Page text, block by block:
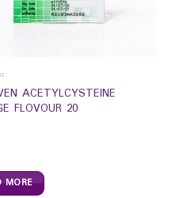
ACETYLCYSTEINE
FLOVOUR 20
MORE